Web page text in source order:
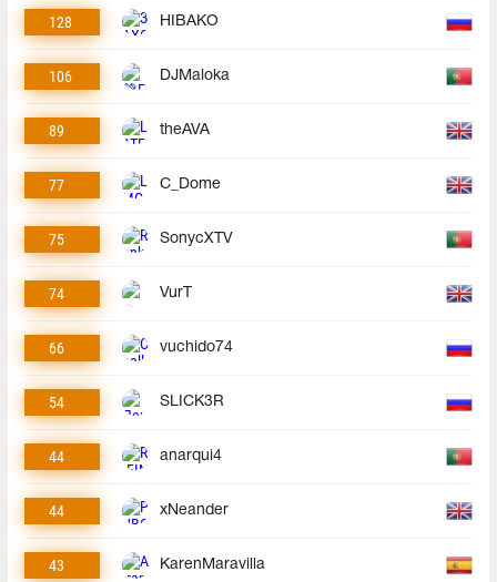
128 HIBAKO
106 DJMaloka
89 theAVA
77 C_Dome
75 SonycXTV
74 VurT
66 vuchido74
54 SLICK3R
44 anarqui4
44 xNeander
43 KarenMaravilla